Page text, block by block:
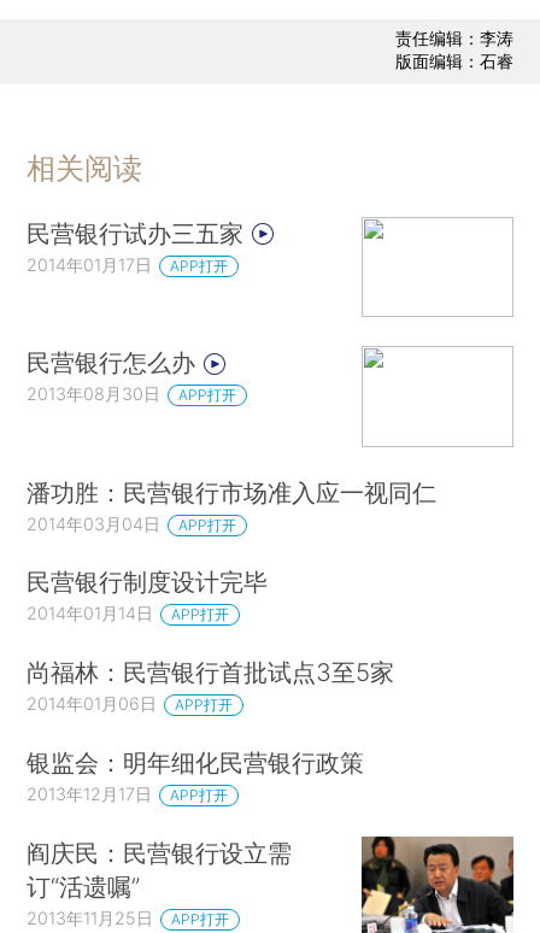
责任编辑：李涛
版面编辑：石睿
相关阅读
民营银行试办三五家
2014年01月17日 APP打开
民营银行怎么办
2013年08月30日 APP打开
潘功胜：民营银行市场准入应一视同仁
2014年03月04日 APP打开
民营银行制度设计完毕
2014年01月14日 APP打开
尚福林：民营银行首批试点3至5家
2014年01月06日 APP打开
银监会：明年细化民营银行政策
2013年12月17日 APP打开
阎庆民：民营银行设立需
订“活遗嘱”
2013年11月25日 APP打开